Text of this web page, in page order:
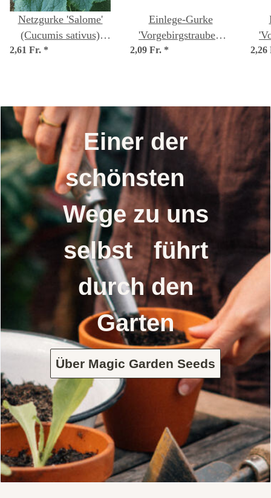
Netzgurke 'Salome'
(Cucumis sativus)
Bio-Saatgut
2,61 Fr. *
Einlege-Gurke
'Vorgebirgstrauben'
(Cucumis sativus)
2,09 Fr. *
Einer der
schönsten
Wege zu uns
selbst führt
durch den
Garten
Über Magic Garden Seeds